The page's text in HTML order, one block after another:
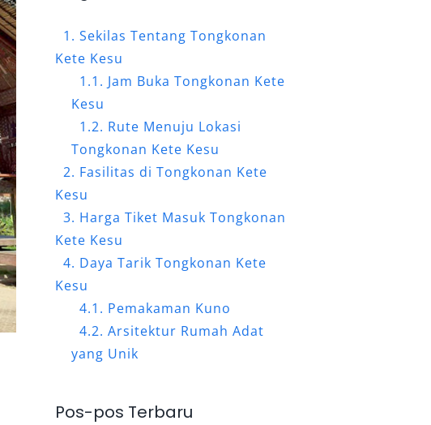
Sekilas Tentang Tongkonan
Kete Kesu
Jam Buka Tongkonan Kete
Kesu
Rute Menuju Lokasi
Tongkonan Kete Kesu
Fasilitas di Tongkonan Kete
Kesu
Harga Tiket Masuk Tongkonan
Kete Kesu
Daya Tarik Tongkonan Kete
Kesu
Pemakaman Kuno
Arsitektur Rumah Adat
yang Unik
Pos-pos Terbaru